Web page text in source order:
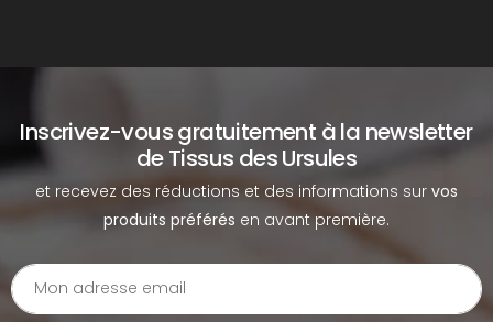
Inscrivez-vous gratuitement à la newsletter
de Tissus des Ursules
et recevez des réductions et des informations sur vos
produits préférés en avant première.